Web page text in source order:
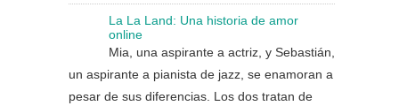
La La Land: Una historia de amor
online
Mia, una aspirante a actriz, y Sebastián,
un aspirante a pianista de jazz, se enamoran a
pesar de sus diferencias. Los dos tratan de